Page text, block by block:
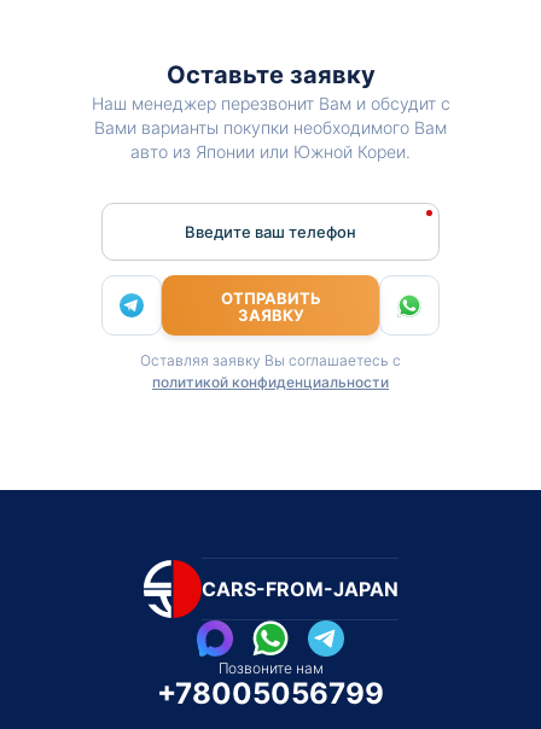
Оставьте заявку
Наш менеджер перезвонит Вам и обсудит с
Вами варианты покупки необходимого Вам
авто из Японии или Южной Кореи.
Введите ваш телефон
ОТПРАВИТЬ
ЗАЯВКУ
Оставляя заявку Вы соглашаетесь с
политикой конфиденциальности
CARS-FROM-JAPAN
Позвоните нам
+78005056799